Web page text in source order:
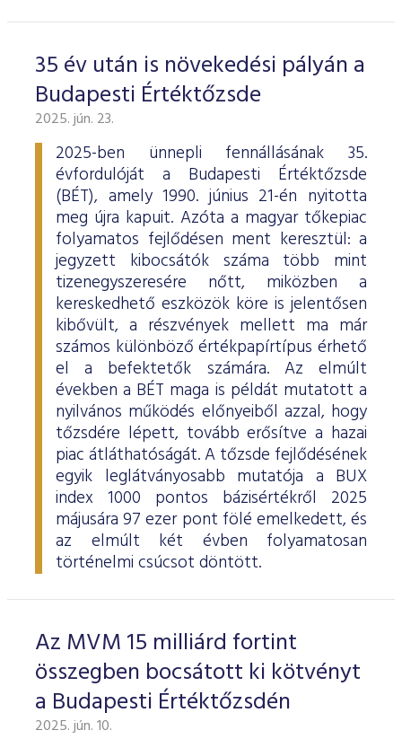
35 év után is növekedési pályán a
Budapesti Értéktőzsde
2025. jún. 23.
2025-ben ünnepli fennállásának 35.
évfordulóját a Budapesti Értéktőzsde
(BÉT), amely 1990. június 21-én nyitotta
meg újra kapuit. Azóta a magyar tőkepiac
folyamatos fejlődésen ment keresztül: a
jegyzett kibocsátók száma több mint
tizenegyszeresére nőtt, miközben a
kereskedhető eszközök köre is jelentősen
kibővült, a részvények mellett ma már
számos különböző értékpapírtípus érhető
el a befektetők számára. Az elmúlt
években a BÉT maga is példát mutatott a
nyilvános működés előnyeiből azzal, hogy
tőzsdére lépett, tovább erősítve a hazai
piac átláthatóságát. A tőzsde fejlődésének
egyik leglátványosabb mutatója a BUX
index 1000 pontos bázisértékről 2025
májusára 97 ezer pont fölé emelkedett, és
az elmúlt két évben folyamatosan
történelmi csúcsot döntött.
Az MVM 15 milliárd fortint
összegben bocsátott ki kötvényt
a Budapesti Értéktőzsdén
2025. jún. 10.